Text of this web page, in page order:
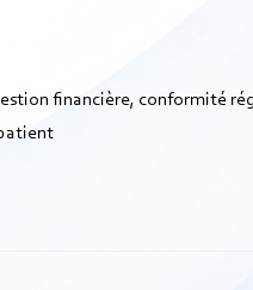
financière, conformité